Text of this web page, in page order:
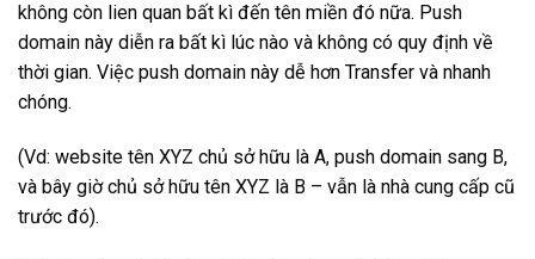
không còn lien quan bất kì đến tên miền đó nữa. Push
domain này diễn ra bất kì lúc nào và không có quy định về
thời gian. Việc push domain này dễ hơn Transfer và nhanh
chóng.
(Vd: website tên XYZ chủ sở hữu là A, push domain sang B,
và bây giờ chủ sở hữu tên XYZ là B – vẫn là nhà cung cấp cũ
trước đó).